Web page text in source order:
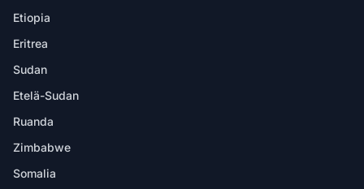
Etiopia
Eritrea
Sudan
Etelä-Sudan
Ruanda
Zimbabwe
Somalia